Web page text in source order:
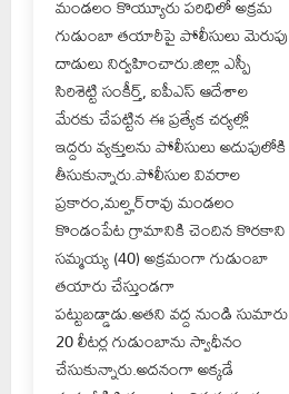
మండలం కొయ్యూరు పరిధిలో అక్రమ
గుడుంబా తయారీపై పోలీసులు మెరుపు
దాడులు నిర్వహించారు.జిల్లా ఎస్పీ
సిరిశెట్టి సంకీర్త్, ఐపీఎస్ ఆదేశాల
మేరకు చేపట్టిన ఈ ప్రత్యేక చర్యల్లో
ఇద్దరు వ్యక్తులను పోలీసులు అదుపులోకి
తీసుకున్నారు.పోలీసుల వివరాల
ప్రకారం,మల్హర్‌రావు మండలం
కొండంపేట గ్రామానికి చెందిన కొరకాని
సమ్మయ్య (40) అక్రమంగా గుడుంబా
తయారు చేస్తుండగా
పట్టుబడ్డాడు.అతని వద్ద నుండి సుమారు
20 లీటర్ల గుడుంబాను స్వాధీనం
చేసుకున్నారు.అదనంగా అక్కడే